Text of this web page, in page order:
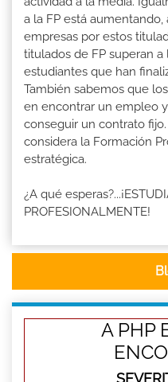
a la FP está
empresas por estos
titulados de FP superan a
estudiantes que han
También sabemos que
en encontrar un empleo
conseguir un contrato
considera la Formación
estratégica.
¿A qué
PROFESIONALMENTE!
A PHP